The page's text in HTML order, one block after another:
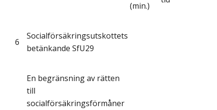
(min.)
6
Socialförsäkringsutskottets
betänkande SfU29
En begränsning av rätten
till
socialförsäkringsförmåner